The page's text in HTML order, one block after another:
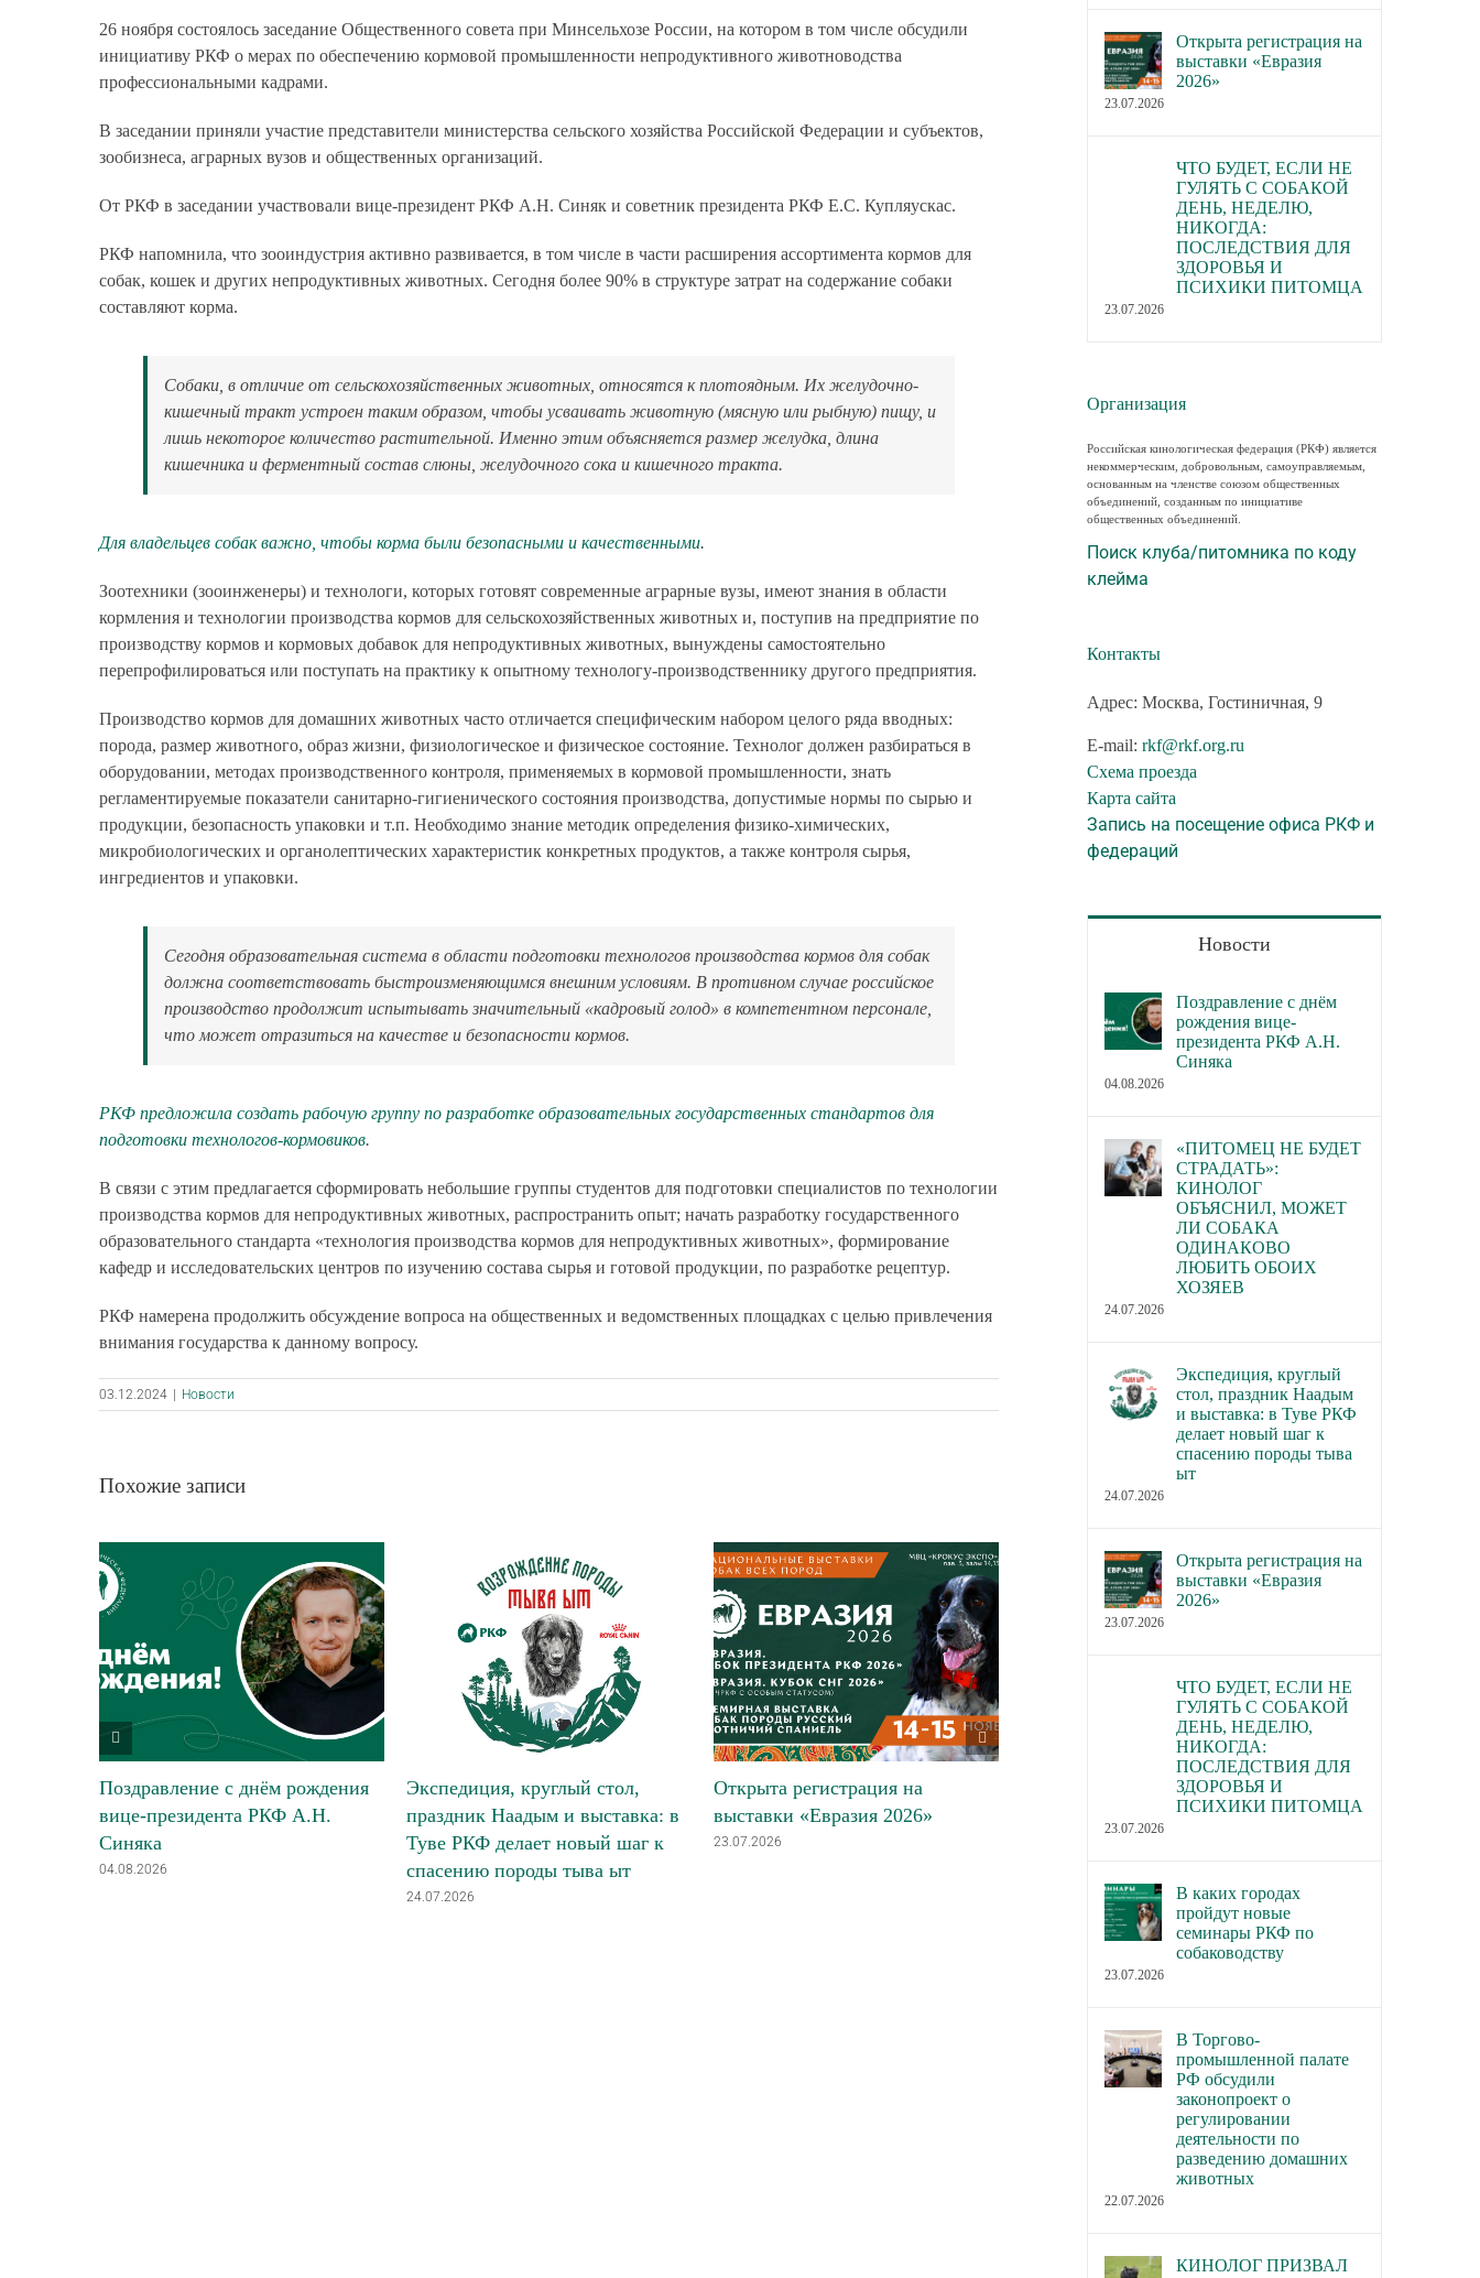
26 ноября состоялось заседание Общественного совета при Минсельхозе России, на котором в том числе обсудили
инициативу РКФ о мерах по обеспечению кормовой промышленности непродуктивного животноводства
профессиональными кадрами.
В заседании приняли участие представители министерства сельского хозяйства Российской Федерации и субъектов,
зообизнеса, аграрных вузов и общественных организаций.
От РКФ в заседании участвовали вице-президент РКФ А.Н. Синяк и советник президента РКФ Е.С. Купляускас.
РКФ напомнила, что зооиндустрия активно развивается, в том числе в части расширения ассортимента кормов для
собак, кошек и других непродуктивных животных. Сегодня более 90% в структуре затрат на содержание собаки
составляют корма.
Собаки, в отличие от сельскохозяйственных животных, относятся к плотоядным. Их желудочно-
кишечный тракт устроен таким образом, чтобы усваивать животную (мясную или рыбную) пищу, и
лишь некоторое количество растительной. Именно этим объясняется размер желудка, длина
кишечника и ферментный состав слюны, желудочного сока и кишечного тракта.
Для владельцев собак важно, чтобы корма были безопасными и качественными.
Зоотехники (зооинженеры) и технологи, которых готовят современные аграрные вузы, имеют знания в области
кормления и технологии производства кормов для сельскохозяйственных животных и, поступив на предприятие по
производству кормов и кормовых добавок для непродуктивных животных, вынуждены самостоятельно
перепрофилироваться или поступать на практику к опытному технологу-производственнику другого предприятия.
Производство кормов для домашних животных часто отличается специфическим набором целого ряда вводных:
порода, размер животного, образ жизни, физиологическое и физическое состояние. Технолог должен разбираться в
оборудовании, методах производственного контроля, применяемых в кормовой промышленности, знать
регламентируемые показатели санитарно-гигиенического состояния производства, допустимые нормы по сырью и
продукции, безопасность упаковки и т.п. Необходимо знание методик определения физико-химических,
микробиологических и органолептических характеристик конкретных продуктов, а также контроля сырья,
ингредиентов и упаковки.
Сегодня образовательная система в области подготовки технологов производства кормов для собак
должна соответствовать быстроизменяющимся внешним условиям. В противном случае российское
производство продолжит испытывать значительный «кадровый голод» в компетентном персонале,
что может отразиться на качестве и безопасности кормов.
РКФ предложила создать рабочую группу по разработке образовательных государственных стандартов для
подготовки технологов-кормовиков.
В связи с этим предлагается сформировать небольшие группы студентов для подготовки специалистов по технологии
производства кормов для непродуктивных животных, распространить опыт; начать разработку государственного
образовательного стандарта «технология производства кормов для непродуктивных животных», формирование
кафедр и исследовательских центров по изучению состава сырья и готовой продукции, по разработке рецептур.
РКФ намерена продолжить обсуждение вопроса на общественных и ведомственных площадках с целью привлечения
внимания государства к данному вопросу.
03.12.2024 Новости
Похожие записи
Поздравление с днём рождения
вице-президента РКФ А.Н.
Синяка
04.08.2026
Экспедиция, круглый стол,
праздник Наадым и выставка: в
Туве РКФ делает новый шаг к
спасению породы тыва ыт
24.07.2026
Открыта регистрация на
выставки «Евразия 2026»
23.07.2026
В каких городах пройдут новые
семинары РКФ по собаководству
палате РФ
Открыта регистрация на
выставки «Евразия
2026»
23.07.2026
ЧТО БУДЕТ, ЕСЛИ НЕ
ГУЛЯТЬ С СОБАКОЙ
ДЕНЬ, НЕДЕЛЮ,
НИКОГДА:
ПОСЛЕДСТВИЯ ДЛЯ
ЗДОРОВЬЯ И
ПСИХИКИ ПИТОМЦА
23.07.2026
Организация
Российская кинологическая федерация (РКФ) является
некоммерческим, добровольным, самоуправляемым,
основанным на членстве союзом общественных
объединений, созданным по инициативе
общественных объединений.
Поиск клуба/питомника по коду
клейма
Контакты
Адрес: Москва, Гостиничная, 9
E-mail: rkf@rkf.org.ru
Схема проезда
Карта сайта
Запись на посещение офиса РКФ и
федераций
Новости
Поздравление с днём
рождения вице-
президента РКФ А.Н.
Синяка
04.08.2026
«ПИТОМЕЦ НЕ БУДЕТ
СТРАДАТЬ»:
КИНОЛОГ
ОБЪЯСНИЛ, МОЖЕТ
ЛИ СОБАКА
ОДИНАКОВО
ЛЮБИТЬ ОБОИХ
ХОЗЯЕВ
24.07.2026
Экспедиция, круглый
стол, праздник Наадым
и выставка: в Туве РКФ
делает новый шаг к
спасению породы тыва
ыт
24.07.2026
Открыта регистрация на
выставки «Евразия
2026»
23.07.2026
ЧТО БУДЕТ, ЕСЛИ НЕ
ГУЛЯТЬ С СОБАКОЙ
ДЕНЬ, НЕДЕЛЮ,
НИКОГДА:
ПОСЛЕДСТВИЯ ДЛЯ
ЗДОРОВЬЯ И
ПСИХИКИ ПИТОМЦА
23.07.2026
В каких городах
пройдут новые
семинары РКФ по
собаководству
23.07.2026
В Торгово-
промышленной палате
РФ обсудили
законопроект о
регулировании
деятельности по
разведению домашних
животных
22.07.2026
КИНОЛОГ ПРИЗВАЛ